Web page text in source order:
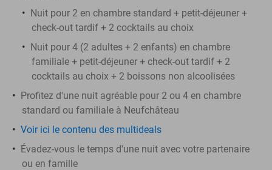
Nuit pour 2 en chambre standard + petit-déjeuner +
check-out tardif + 2 cocktails au choix
Nuit pour 4 (2 adultes + 2 enfants) en chambre
familiale + petit-déjeuner + check-out tardif + 2
cocktails au choix + 2 boissons non alcoolisées
Profitez d'une nuit agréable pour 2 ou 4 en chambre
standard ou familiale à Neufchâteau
Voir ici le contenu des multideals
Évadez-vous le temps d'une nuit avec votre partenaire
ou en famille